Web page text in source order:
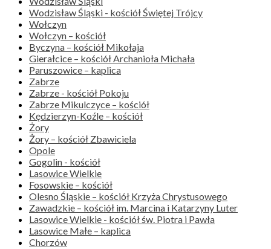
Wodzisław Śląski - kościół Świętej Trójcy
Wołczyn
Wołczyn – kościół
Byczyna – kościół Mikołaja
Gierałcice – kościół Archanioła Michała
Paruszowice – kaplica
Zabrze
Zabrze - kościół Pokoju
Zabrze Mikulczyce – kościół
Kędzierzyn-Koźle – kościół
Żory
Żory – kościół Zbawiciela
Opole
Gogolin - kościół
Lasowice Wielkie
Fosowskie – kościół
Olesno Śląskie – kościół Krzyża Chrystusowego
Zawadzkie – kościół im. Marcina i Katarzyny Luter
Lasowice Wielkie - kościół św. Piotra i Pawła
Lasowice Małe – kaplica
Chorzów